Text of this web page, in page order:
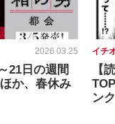
2026.03.25
21日の週間
か、春休み
イチ
【
ン